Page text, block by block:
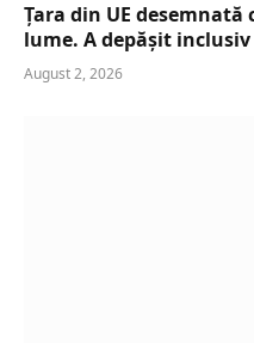
Țara din UE
lume. A depășit
August 2, 2026